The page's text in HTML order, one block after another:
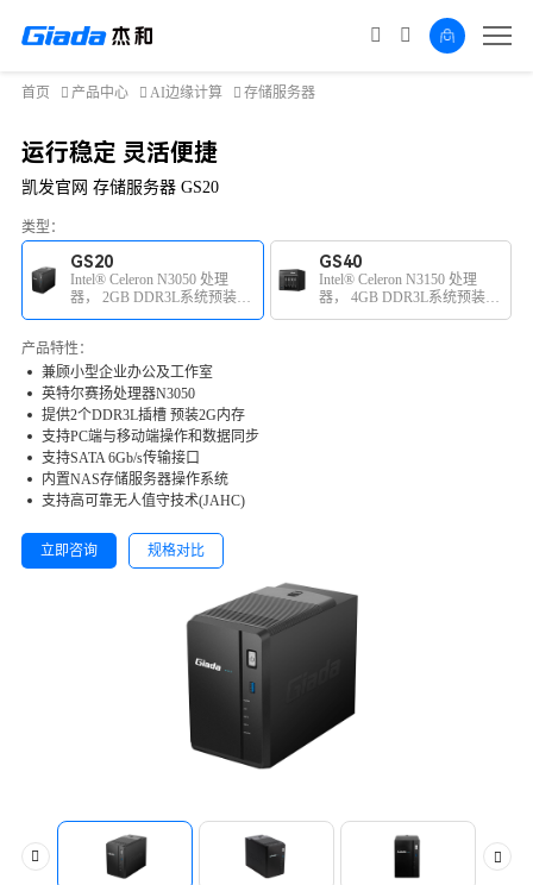
首页 产品中心 AI边缘计算 存储服务器
运行稳定 灵活便捷
凯发官网 存储服务器 GS20
类型：
GS20
Intel® Celeron N3050 处理
器， 2GB DDR3L系统预装内
存
GS40
Intel® Celeron N3150 处理
器， 4GB DDR3L系统预装内
存
产品特性：
兼顾小型企业办公及工作室
英特尔赛扬处理器N3050
提供2个DDR3L插槽 预装2G内存
支持PC端与移动端操作和数据同步
支持SATA 6Gb/s传输接口
内置NAS存储服务器操作系统
支持高可靠无人值守技术(JAHC)
立即咨询 规格对比